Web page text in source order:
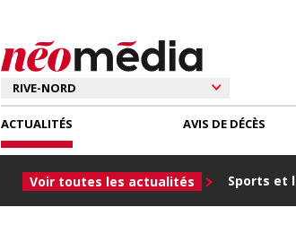
ACTUALITÉS
Voir toutes les actualités Sports et
AVIS DE DÉCÈS